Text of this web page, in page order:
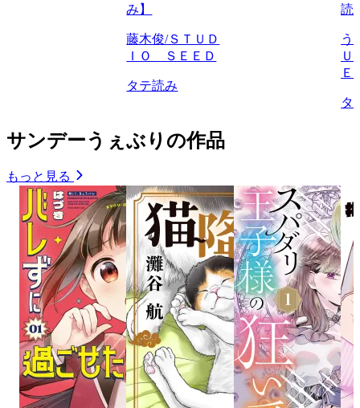
み】
藤木俊/ＳＴＵＤ
ＩＯ ＳＥＥＤ
タテ読み
読
う
Ｅ
タ
サンデーうぇぶりの作品
もっと見る